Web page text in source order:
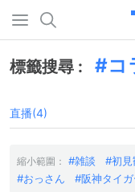
標籤搜尋 : コ
直播(4)
縮小範圍： 雑談 初見
おっさん
阪神タイガ